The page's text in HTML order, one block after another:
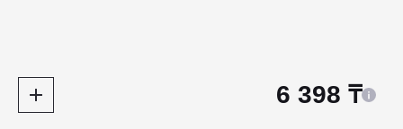
6 398 ₸